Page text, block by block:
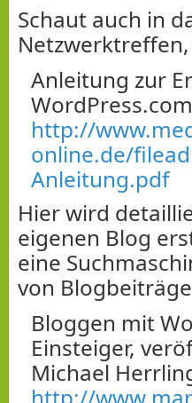
Schaut auch in
Anleitung zur
http://
online.de/
Anleitung.pdf
Hier wird
eigenen Blog
eine
von
Bloggen mit
Einsteiger,
Michael